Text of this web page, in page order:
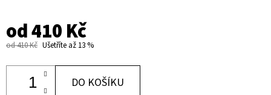
od410 Kč
od 410 Kč Ušetříte až 13 %
DO KOŠÍKU